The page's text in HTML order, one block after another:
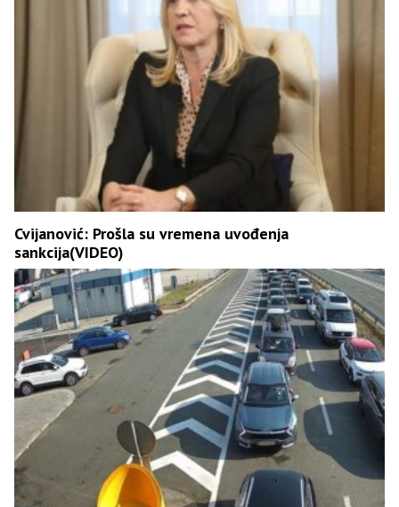
Cvijanović: Prošla su vremena uvođenja
sankcija(VIDEO)